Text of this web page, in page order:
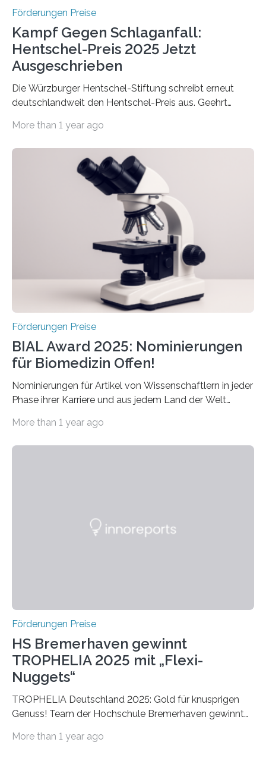
Förderungen Preise
Kampf Gegen Schlaganfall:
Hentschel-Preis 2025 Jetzt
Ausgeschrieben
Die Würzburger Hentschel-Stiftung schreibt erneut
deutschlandweit den Hentschel-Preis aus. Geehrt
hochrangige wissenschaftliche Publikation zum Thema
Schlaganfall“ mit Sitz in Würzburg fördert die
Schlaganfallforschung, um die Behandlung der
Betroffenen zu verbessern. Dazu schreibt sie auch in
diesem Jahr wieder deutschlandweit den Hentschel-
Preis aus. Er richtet sich gezielt an jüngere
Forscherinnen und Forscher unter 40 Jahren. Geehrt
werden soll eine herausragende Doktorarbeit oder eine
hochrangige wissenschaftliche Publikation zum Thema
More than 1 year ago
Förderungen Preise
BIAL Award 2025: Nominierungen
für Biomedizin Offen!
Nominierungen für Artikel von Wissenschaftlern in jeder
Phase ihrer Karriere und aus jedem Land der Welt
Leben gerufen, um die bemerkenswertesten
Foundation, des BIAL Award in Biomedicine ist in
More than 1 year ago
Förderungen Preise
HS Bremerhaven gewinnt
TROPHELIA 2025 mit „Flexi-
Nuggets“
TROPHELIA Deutschland 2025: Gold für knusprigen
Genuss! Team der Hochschule Bremerhaven gewinnt
ECOTROPHELIAMit der Produktidee “Flexi-Nuggets”
More than 1 year ago